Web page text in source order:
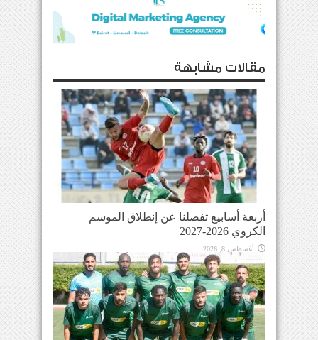
مقالات مشابهة
أربعة أسابيع تفصلنا عن إنطلاق الموسم
الكروي 2026-2027
أغسطس 8, 2026